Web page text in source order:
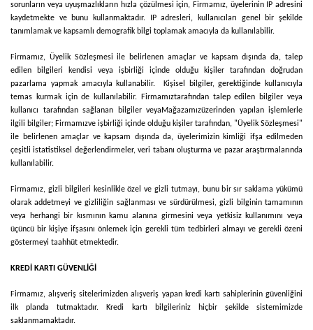
sorunların veya uyuşmazlıkların hızla çözülmesi için, Firmamız, üyelerinin IP adresini
kaydetmekte ve bunu kullanmaktadır. IP adresleri, kullanıcıları genel bir şekilde
tanımlamak ve kapsamlı demografik bilgi toplamak amacıyla da kullanılabilir.
Firmamız, Üyelik Sözleşmesi ile belirlenen amaçlar ve kapsam dışında da, talep
edilen bilgileri kendisi veya işbirliği içinde olduğu kişiler tarafından doğrudan
pazarlama yapmak amacıyla kullanabilir. Kişisel bilgiler, gerektiğinde kullanıcıyla
temas kurmak için de kullanılabilir. Firmamıztarafından talep edilen bilgiler veya
kullanıcı tarafından sağlanan bilgiler veya Mağazamızüzerinden yapılan işlemlerle
ilgili bilgiler; Firmamızve işbirliği içinde olduğu kişiler tarafından, "Üyelik Sözleşmesi"
ile belirlenen amaçlar ve kapsam dışında da, üyelerimizin kimliği ifşa edilmeden
çeşitli istatistiksel değerlendirmeler, veri tabanı oluşturma ve pazar araştırmalarında
kullanılabilir.
Firmamız, gizli bilgileri kesinlikle özel ve gizli tutmayı, bunu bir sır saklama yükümü
olarak addetmeyi ve gizliliğin sağlanması ve sürdürülmesi, gizli bilginin tamamının
veya herhangi bir kısmının kamu alanına girmesini veya yetkisiz kullanımını veya
üçüncü bir kişiye ifşasını önlemek için gerekli tüm tedbirleri almayı ve gerekli özeni
göstermeyi taahhüt etmektedir.
KREDİ KARTI GÜVENLİĞİ
Firmamız, alışveriş sitelerimizden alışveriş yapan kredi kartı sahiplerinin güvenliğini
ilk planda tutmaktadır. Kredi kartı bilgileriniz hiçbir şekilde sistemimizde
saklanmamaktadır.